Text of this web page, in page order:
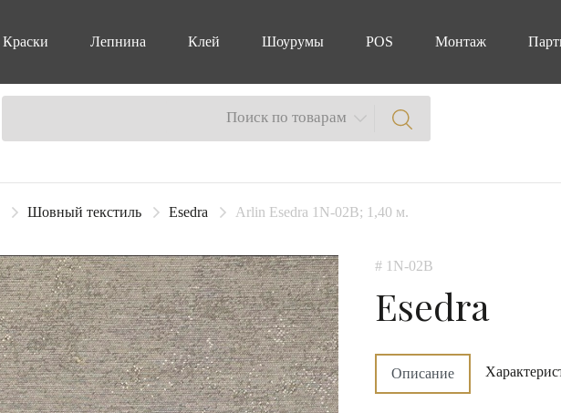
Краски Лепнина Клей Шоурумы POS Монтаж
Поиск по товарам
Шовный текстиль Esedra Arlin Esedra 1N-02B; 1,40 м.
# 1N-02B
Esedra
Описание